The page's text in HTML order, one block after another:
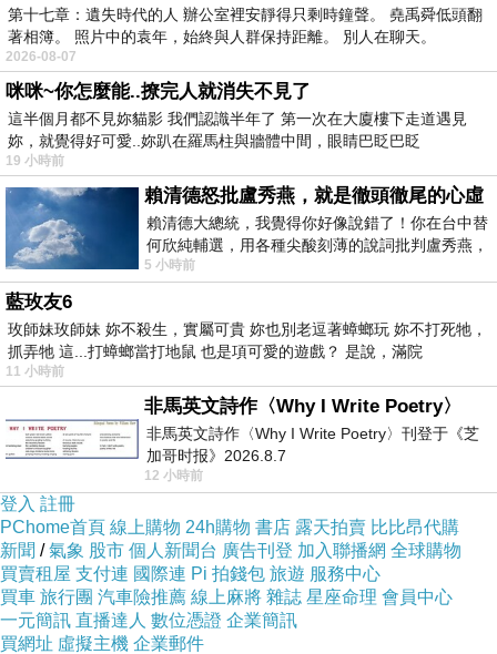
.asp?gdid=4732813
商品訊息功能:
兼容所有AS規格
可安裝手腕帶
高品質表面細膩更耐磨
吻合機身底座，穩定性高
附贈小工具套組
第十七章：遺失時代的人 辦公室裡安靜得只剩時鐘聲。 堯禹舜低頭翻
著相簿。 照片中的袁年，始終與人群保持距離。 別人在聊天。
2026-08-07
咪咪~你怎麼能..撩完人就消失不見了
這半個月都不見妳貓影 我們認識半年了 第一次在大廈樓下走道遇見
妳，就覺得好可愛..妳趴在羅馬柱與牆體中間，眼睛巴眨巴眨
19 小時前
賴清德怒批盧秀燕，就是徹頭徹尾的心虛
賴清德大總統，我覺得你好像說錯了！你在台中替
何欣純輔選，用各種尖酸刻薄的說詞批判盧秀燕，
罵她施政滿意度輸給陳其邁，甚至還說盧
5 小時前
藍玫友6
玫師妹玫師妹 妳不殺生，實屬可貴 妳也別老逗著蟑螂玩 妳不打死牠，
抓弄牠 這...打蟑螂當打地鼠 也是項可愛的遊戲？ 是說，滿院
11 小時前
非馬英文詩作〈Why I Write Poetry〉
非馬英文詩作〈Why I Write Poetry〉刊登于《芝
加哥时报》2026.8.7
12 小時前
登入 註冊
PChome首頁 線上購物 24h購物 書店 露天拍賣 比比昂代購
新聞 /氣象 股市 個人新聞台 廣告刊登 加入聯播網 全球購物
買賣租屋 支付連 國際連 Pi 拍錢包 旅遊 服務中心
買車 旅行團 汽車險推薦 線上麻將 雜誌 星座命理 會員中心
一元簡訊 直播達人 數位憑證 企業簡訊
買網址 虛擬主機 企業郵件